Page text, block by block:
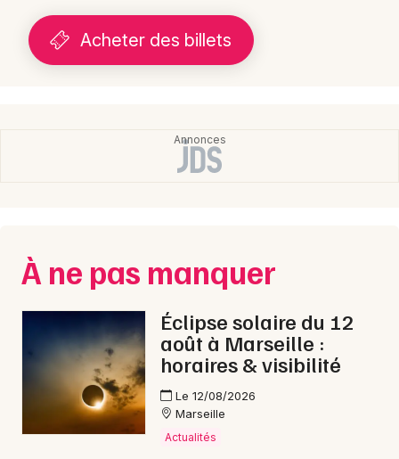
Acheter des billets
À ne pas manquer
Éclipse solaire du 12
août à Marseille :
horaires & visibilité
Le 12/08/2026
Marseille
Actualités